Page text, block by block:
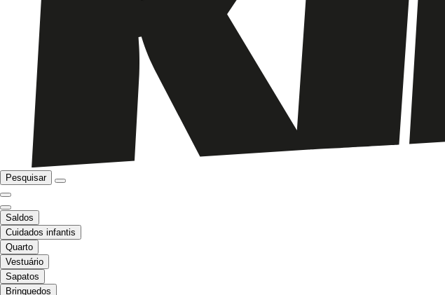
Pesquisar
Saldos
Cuidados infantis
Quarto
Vestuário
Sapatos
Brinquedos